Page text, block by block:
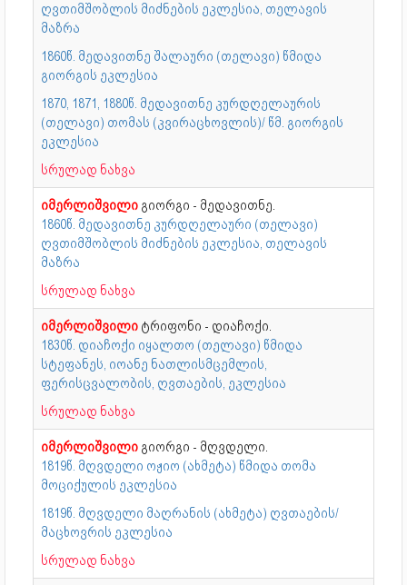
ღვთიმშობლის მიძნების ეკლესია, თელავის
მაზრა
1860წ. მედავითნე შალაური (თელავი) წმიდა
გიორგის ეკლესია
1870, 1871, 1880წ. მედავითნე კურდღელაურის
(თელავი) თომას (კვირაცხოვლის)/ წმ. გიორგის
ეკლესია
სრულად ნახვა
იმერლიშვილი გიორგი - მედავითნე.
1860წ. მედავითნე კურდღელაური (თელავი)
ღვთიმშობლის მიძნების ეკლესია, თელავის
მაზრა
სრულად ნახვა
იმერლიშვილი ტრიფონი - დიაჩოქი.
1830წ. დიაჩოქი იყალთო (თელავი) წმიდა
სტეფანეს, იოანე ნათლისმცემლის,
ფერისცვალობის, ღვთაების, ეკლესია
სრულად ნახვა
იმერლიშვილი გიორგი - მღვდელი.
1819წ. მღვდელი ოჟიო (ახმეტა) წმიდა თომა
მოციქულის ეკლესია
1819წ. მღვდელი მაღრანის (ახმეტა) ღვთაების/
მაცხოვრის ეკლესია
სრულად ნახვა